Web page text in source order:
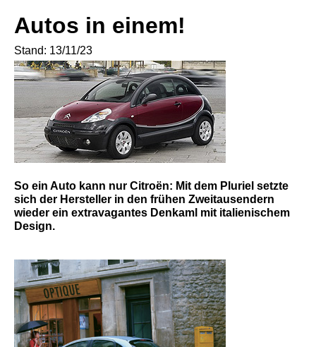
Autos in einem!
Stand: 13/11/23
So ein Auto kann nur Citroën: Mit dem Pluriel setzte
sich der Hersteller in den frühen Zweitausendern
wieder ein extravagantes Denkaml mit italienischem
Design.